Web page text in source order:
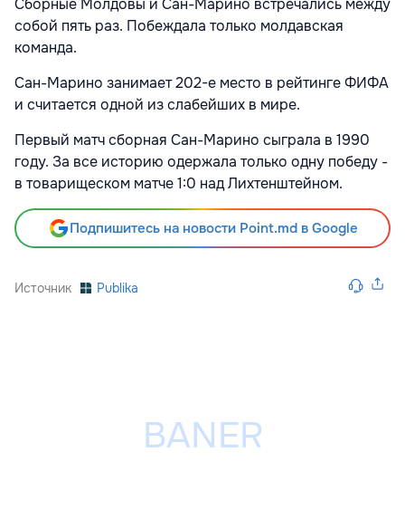
Сборные Молдовы и Сан-Марино встречались между
собой пять раз. Побеждала только молдавская
команда.
Сан-Марино занимает 202-е место в рейтинге ФИФА
и считается одной из слабейших в мире.
Первый матч сборная Сан-Марино сыграла в 1990
году. За все историю одержала только одну победу -
в товарищеском матче 1:0 над Лихтенштейном.
Подпишитесь на новости Point.md в Google
Источник Publika